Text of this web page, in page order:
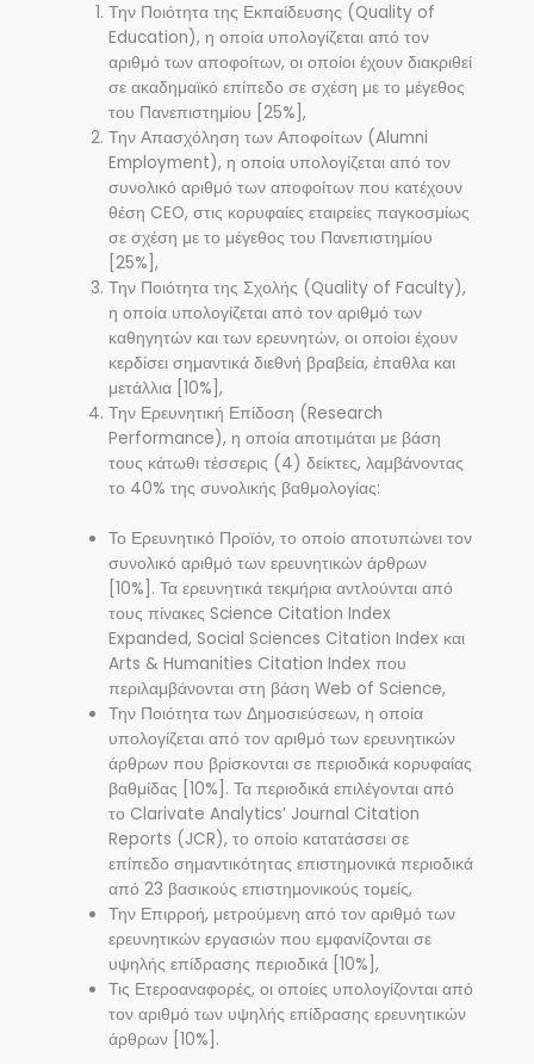
Την Ποιότητα της Εκπαίδευσης (Quality of
Education), η οποία υπολογίζεται από τον
αριθμό των αποφοίτων, οι οποίοι έχουν διακριθεί
σε ακαδημαϊκό επίπεδο σε σχέση με το μέγεθος
του Πανεπιστημίου [25%],
Την Απασχόληση των Αποφοίτων (Alumni
Employment), η οποία υπολογίζεται από τον
συνολικό αριθμό των αποφοίτων που κατέχουν
θέση CEO, στις κορυφαίες εταιρείες παγκοσμίως
σε σχέση με το μέγεθος του Πανεπιστημίου
[25%],
Την Ποιότητα της Σχολής (Quality of Faculty),
η οποία υπολογίζεται από τον αριθμό των
καθηγητών και των ερευνητών, οι οποίοι έχουν
κερδίσει σημαντικά διεθνή βραβεία, έπαθλα και
μετάλλια [10%],
Την Ερευνητική Επίδοση (Research
Performance), η οποία αποτιμάται με βάση
τους κάτωθι τέσσερις (4) δείκτες, λαμβάνοντας
το 40% της συνολικής βαθμολογίας:
Το Ερευνητικό Προϊόν, το οποίο αποτυπώνει τον
συνολικό αριθμό των ερευνητικών άρθρων
[10%]. Τα ερευνητικά τεκμήρια αντλούνται από
τους πίνακες Science Citation Index
Expanded, Social Sciences Citation Index και
Arts & Humanities Citation Index που
περιλαμβάνονται στη βάση Web of Science,
Την Ποιότητα των Δημοσιεύσεων, η οποία
υπολογίζεται από τον αριθμό των ερευνητικών
άρθρων που βρίσκονται σε περιοδικά κορυφαίας
βαθμίδας [10%]. Τα περιοδικά επιλέγονται από
το Clarivate Analytics’ Journal Citation
Reports (JCR), το οποίο κατατάσσει σε
επίπεδο σημαντικότητας επιστημονικά περιοδικά
από 23 βασικούς επιστημονικούς τομείς,
Την Επιρροή, μετρούμενη από τον αριθμό των
ερευνητικών εργασιών που εμφανίζονται σε
υψηλής επίδρασης περιοδικά [10%],
Τις Ετεροαναφορές, οι οποίες υπολογίζονται από
τον αριθμό των υψηλής επίδρασης ερευνητικών
άρθρων [10%].